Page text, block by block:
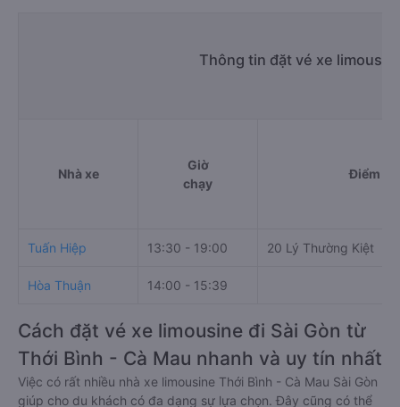
Thông tin đặt vé xe
Nhà xe
Giờ
chạy
Điểm đi
Tuấn Hiệp 13:30 - 19:00 20 Lý Thường Kiệt
Hòa Thuận 14:00 - 15:39
Cách đặt vé xe limousine đi Sài Gòn từ
Thới Bình - Cà Mau nhanh và uy tín nhất
Việc có rất nhiều nhà xe limousine Thới Bình - Cà Mau Sài Gòn
giúp cho du khách có đa dạng sự lựa chọn. Đây cũng có thể